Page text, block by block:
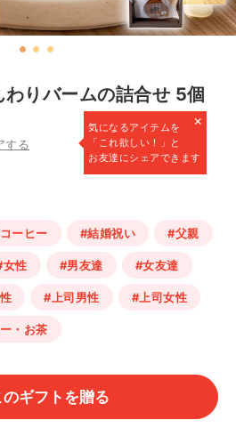
りバームの詰合せ 5個
×
気になるアイテムを
「これ欲しい！」と
お友達にシェアできます
する
ーヒー #結婚祝い #父親
女性 #男友達 #女友達
#上司男性 #上司女性
・お茶
のギフトを贈る